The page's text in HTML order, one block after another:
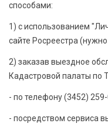
способами:
1) с использованием
сайте Росреестра
2) заказав выездное
Кадастровой палаты по
- по телефону (3452)
- посредством сервиса